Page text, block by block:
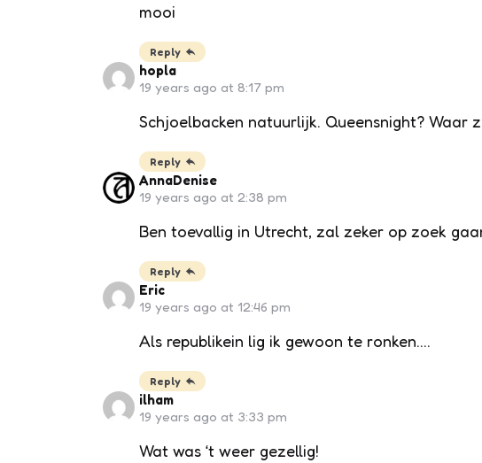
mooi
Reply
hopla
19 years ago at 8:17 pm
Schjoelbacken natuurlijk. Queensnight? Waar
Reply
AnnaDenise
19 years ago at 2:38 pm
Ben toevallig in Utrecht, zal zeker op zoek
Reply
Eric
19 years ago at 12:46 pm
Als republikein lig ik gewoon te ronken….
Reply
ilham
19 years ago at 3:33 pm
Wat was ‘t weer gezellig!